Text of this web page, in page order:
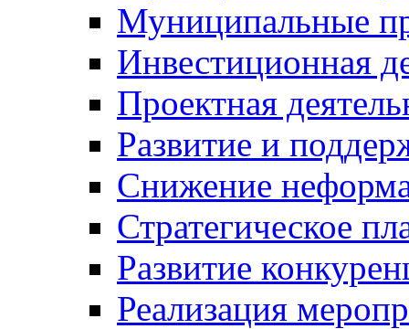
Муниципальные
Инвестиционная
Проектная
Развитие и
Снижение
Стратегическое
Развитие
Реализация